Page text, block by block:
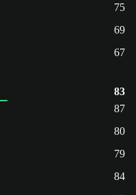
75
69
67
83
87
80
79
84